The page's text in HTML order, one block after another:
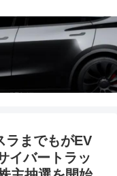
ラまでもがEV
イバートラッ